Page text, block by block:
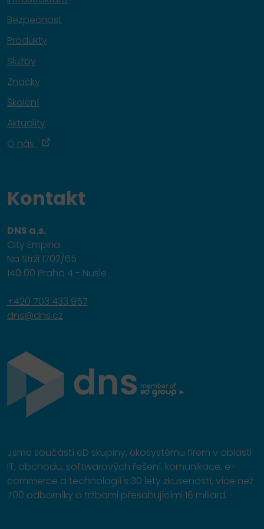
Bezpečnost
Produkty
Služby
Značky
Školení
Aktuality
O nás
Kontakt
DNS a.s.
City Empiria
Na Strži 1702/65
140 00 Praha 4 - Nusle
+420 703 433 957
dns@dns.cz
Jsme součástí eD skupiny, ekosystému firem v oblasti
IT, obchodu, softwarových řešení, komunikace, e-
commerce a technologií s 30 lety zkušeností, více než
700 odborníky a tržbami přesahujícími 16 miliard.